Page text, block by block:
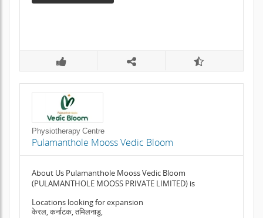
Physiotherapy Centre
Pulamanthole Mooss Vedic Bloom
About Us Pulamanthole Mooss Vedic Bloom
(PULAMANTHOLE MOOSS PRIVATE LIMITED) is
Locations looking for expansion
केरल, कर्नाटक, तमिलनाडु,